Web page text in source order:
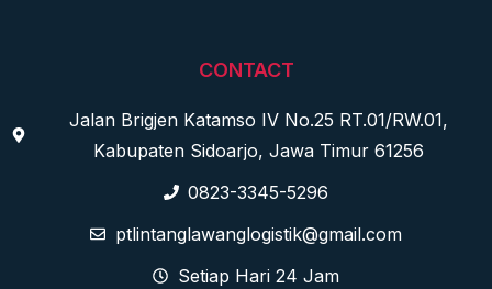
CONTACT
Jalan Brigjen Katamso IV No.25 RT.01/RW.01,
Kabupaten Sidoarjo, Jawa Timur 61256
0823-3345-5296
ptlintanglawanglogistik@gmail.com
Setiap Hari 24 Jam